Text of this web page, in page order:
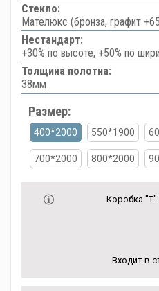
Стекло:
Мателюкс (бронза, графит
Нестандарт:
+30% по высоте, +50% по
Толщина полотна:
38мм
Размер:
400*2000 550*1900
700*2000 800*2000
Коробка
Входит в